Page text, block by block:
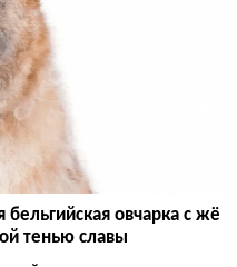
овчарка с жё
тенью славы